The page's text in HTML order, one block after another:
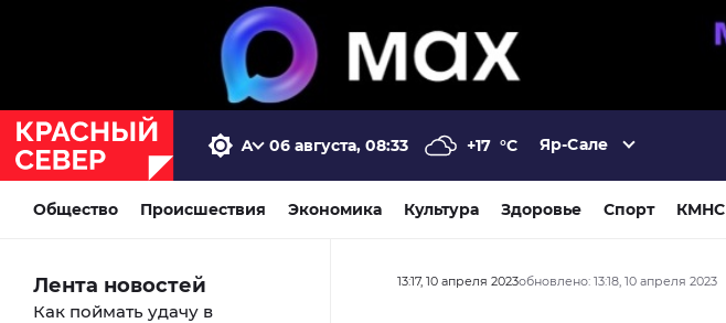
06 августа, 08:33 +17 °C Яр-Сале
Общество Происшествия Экономика Культура Здоровье Спорт КМНС
Лента новостей
Как поймать удачу в
13:17, 10 апреля 2023обновлено: 13:18, 10 апреля 2023